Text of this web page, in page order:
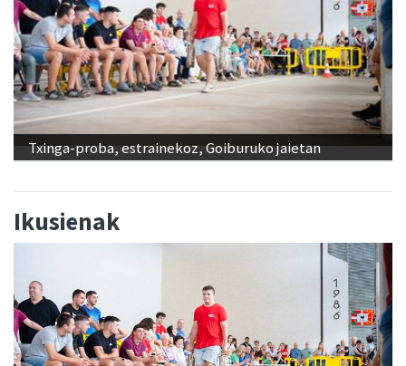
Txinga-proba, estrainekoz, Goiburuko jaietan
Ikusienak